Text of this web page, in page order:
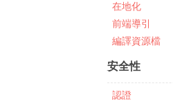
在地化
前端導引
編譯資源檔
安全性
認證